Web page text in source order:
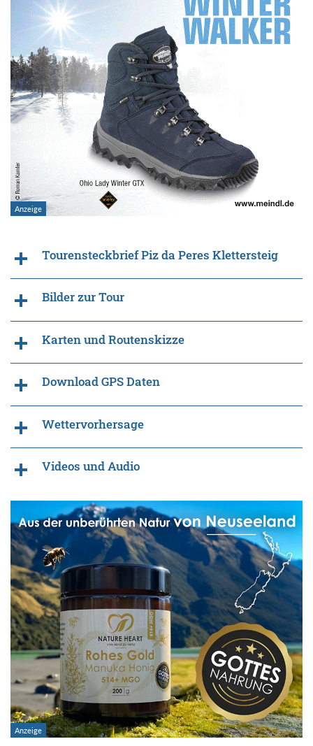
Tourensteckbrief Piz da Peres Klettersteig
Bilder zur Tour
Karten und Routenskizze
Download GPS Daten
Wettervorhersage
Videos und Audio